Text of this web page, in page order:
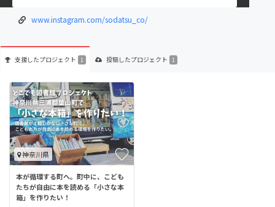
www.instagram.com/sodatsu_co/
支援したプロジェクト 1 投稿したプロジェクト 1
神奈川県
本が循環する町へ。町中に、こども
たちが自由に本を読める「小さな本
箱」を作りたい！